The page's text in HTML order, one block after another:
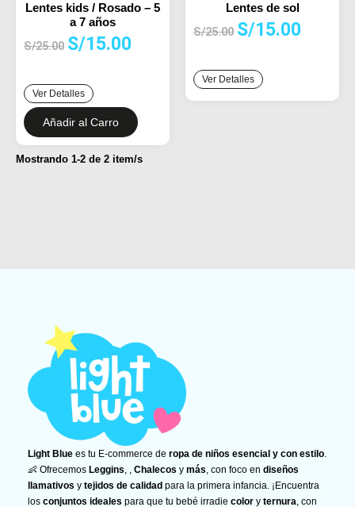
Lentes kids / Rosado – 5
a 7 años
S/25.00
El
era:
S/15.00
S/15.00.
Ver Detalles
Añadir al Carro
Lentes de sol
S/25.00
El
era:
S/25.00.
S/15.00
S/15.00.
Ver Detalles
Mostrando 1-2 de 2 item/s
Light Blue es tu E-commerce de ropa de niños esencial y con estilo.
👶 Ofrecemos Leggins, , Chalecos y más, con foco en diseños
llamativos y tejidos de calidad para la primera infancia. ¡Encuentra
los conjuntos ideales para que tu bebé irradie color y ternura, con